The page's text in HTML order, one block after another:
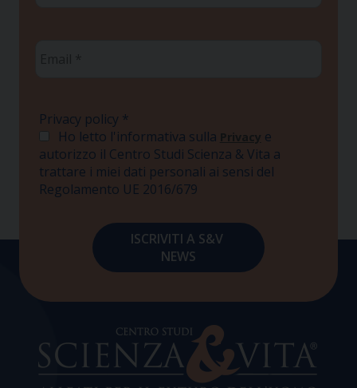
Privacy policy *
Ho letto l'informativa sulla Privacy e
autorizzo il Centro Studi Scienza & Vita a
trattare i miei dati personali ai sensi del
Regolamento UE 2016/679